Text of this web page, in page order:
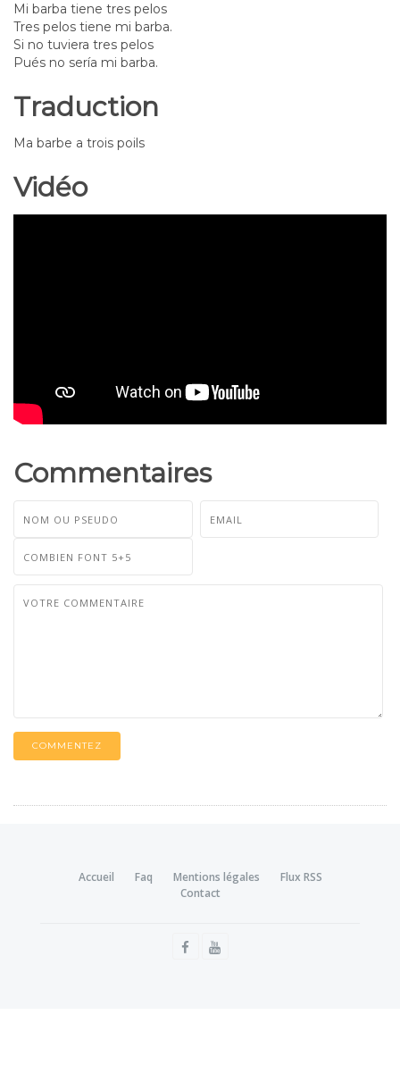
Mi barba tiene tres pelos
Tres pelos tiene mi barba.
Si no tuviera tres pelos
Pués no sería mi barba.
Traduction
Ma barbe a trois poils
Vidéo
Commentaires
COMMENTEZ
Accueil Faq Mentions légales
Flux RSS
Contact